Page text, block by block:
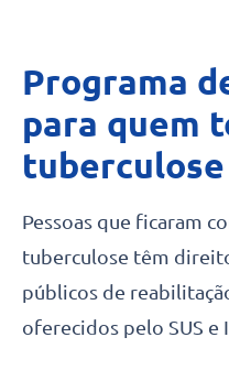
Programa
para quem
tuberculose
Pessoas que ficaram
tuberculose têm
públicos de
oferecidos pelo SUS e